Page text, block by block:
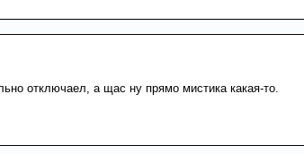
отключаел, а щас ну прямо мистика какая-то.